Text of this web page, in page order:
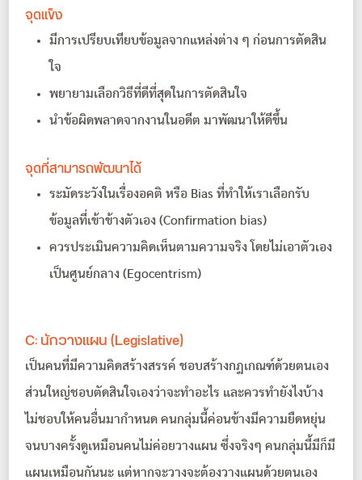
จุดแข็ง
มีการเปรียบเทียบข้อมูลจากแหล่งต่าง ๆ ก่อนการตัดสิน
ใจ
พยายามเลือกวิธีที่ดีที่สุดในการตัดสินใจ
นำข้อผิดพลาดจากงานในอดีต มาพัฒนาให้ดีขึ้น
จุดที่สามารถพัฒนาได้
ระมัดระวังในเรื่องอคติ หรือ Bias ที่ทำให้เราเลือกรับ
ข้อมูลที่เข้าข้างตัวเอง (Confirmation bias)
ควรประเมินความคิดเห็นตามความจริง โดยไม่เอาตัวเอง
เป็นศูนย์กลาง (Egocentrism)
C: นักวางแผน (Legislative)
เป็นคนที่มีความคิดสร้างสรรค์ ชอบสร้างกฎเกณฑ์ด้วยตนเอง
ส่วนใหญ่ชอบตัดสินใจเองว่าจะทำอะไร และควรทำยังไงบ้าง
ไม่ชอบให้คนอื่นมากำหนด คนกลุ่มนี้ค่อนข้างมีความยืดหยุ่น
จนบางครั้งดูเหมือนคนไม่ค่อยวางแผน ซึ่งจริงๆ คนกลุ่มนี้มีก็มี
แผนเหมือนกันนะ แต่หากจะวางจะต้องวางแผนด้วยตนเอง